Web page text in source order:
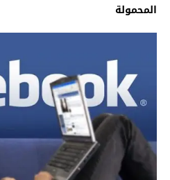
المحمولة